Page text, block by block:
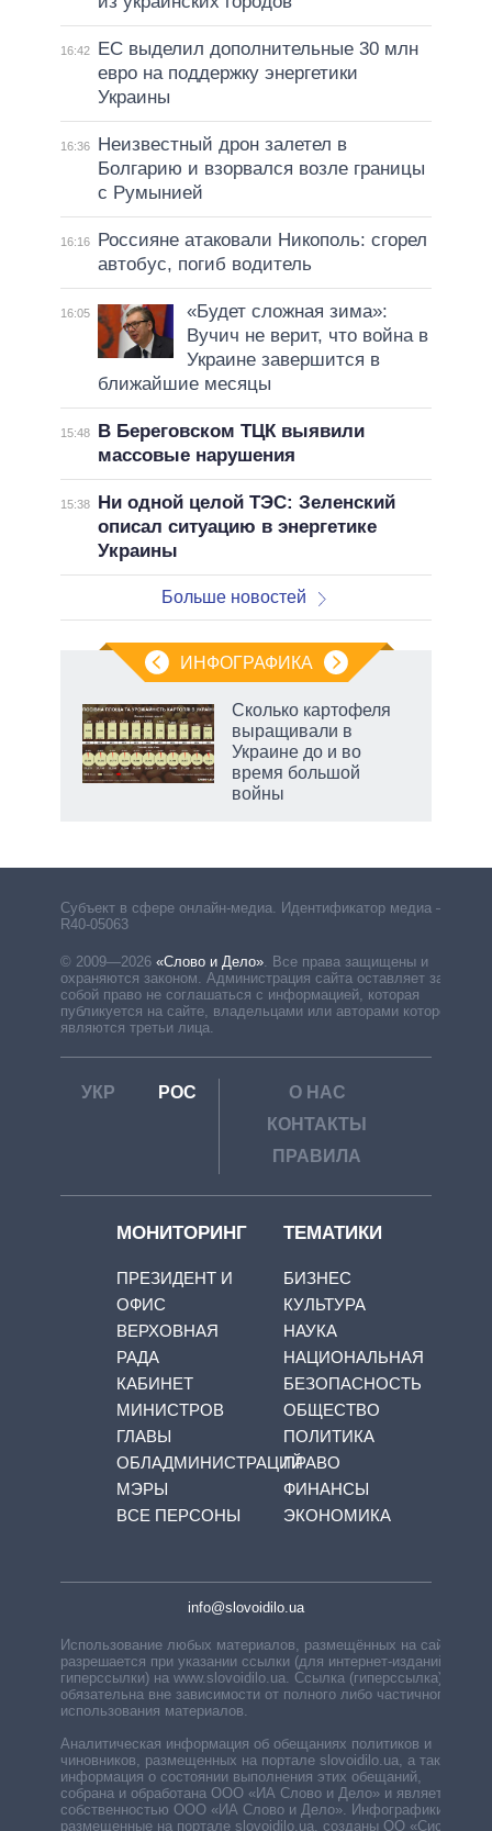
16:42
ЕС выделил дополнительные 30 млн
евро на поддержку энергетики
Украины
16:36
Неизвестный дрон залетел в
Болгарию и взорвался возле границы
с Румынией
16:16
Россияне атаковали Никополь: сгорел
автобус, погиб водитель
16:05
«Будет сложная зима»:
Вучич не верит, что война в
Украине завершится в
ближайшие месяцы
15:48
В Береговском ТЦК выявили
массовые нарушения
15:38
Ни одной целой ТЭС: Зеленский
описал ситуацию в энергетике
Украины
Больше новостей
ИНФОГРАФИКА
Сколько картофеля
выращивали в
Украине до и во
время большой
войны
Субъект в сфере онлайн-медиа. Идентификатор медиа –
R40-05063
© 2009—2026 «Слово и Дело»
Все права защищены и
охраняются законом. Администрация сайта оставляет за
собой право не соглашаться с информацией, которая
публикуется на сайте, владельцами или авторами которой
являются третьи лица.
УКР РОС
О НАС
КОНТАКТЫ
ПРАВИЛА
МОНИТОРИНГ
ПРЕЗИДЕНТ И
ОФИС
ВЕРХОВНАЯ
РАДА
КАБИНЕТ
МИНИСТРОВ
ГЛАВЫ
ОБЛАДМИНИСТРАЦИЙ
МЭРЫ
ВСЕ ПЕРСОНЫ
ТЕМАТИКИ
БИЗНЕС
КУЛЬТУРА
НАУКА
НАЦИОНАЛЬНАЯ
БЕЗОПАСНОСТЬ
ОБЩЕСТВО
ПОЛИТИКА
ПРАВО
ФИНАНСЫ
ЭКОНОМИКА
info@slovoidilo.ua
Использование любых материалов, размещённых на сайте,
разрешается при указании ссылки (для интернет-изданий —
гиперссылки) на www.slovoidilo.ua. Ссылка (гиперссылка)
обязательна вне зависимости от полного либо частичного
использования материалов.
Аналитическая информация об обещаниях политиков и
чиновников, размещенных на портале slovoidilo.ua, а также
информация о состоянии выполнения этих обещаний,
собрана и обработана ООО «ИА Слово и Дело» и является
собственностью ООО «ИА Слово и Дело». Инфографики,
размещенные на портале slovoidilo.ua, созданы ОО «Система